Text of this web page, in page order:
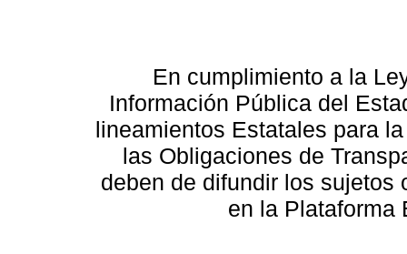
En cumplimiento a la
Información Pública del
lineamientos Estatales para
las Obligaciones de
deben de difundir los sujetos
en la Plataforma